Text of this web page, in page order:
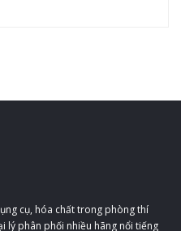
cụ, hóa chất trong phòng thí
lý phân phối nhiều hãng nổi tiếng